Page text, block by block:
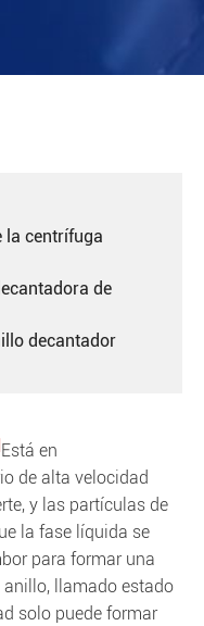
la centrífuga
de
decantador
Está en
de alta velocidad
y las partículas de
la fase líquida se
para formar una
llamado estado
solo puede formar